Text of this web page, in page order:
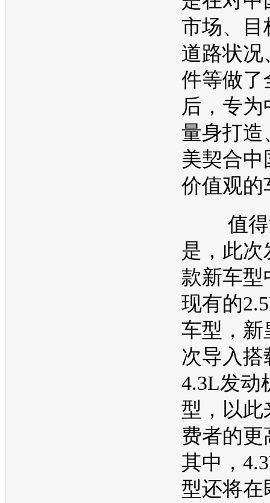
市场、目
道路状况
件等做了
后，专
量身打造
美契合中
价值观的
值得
是，此次
款新车型
现有的
车型 ， 新
次导入搭
4.3L发动
型 ，以
费者的更
其中，
型还将在